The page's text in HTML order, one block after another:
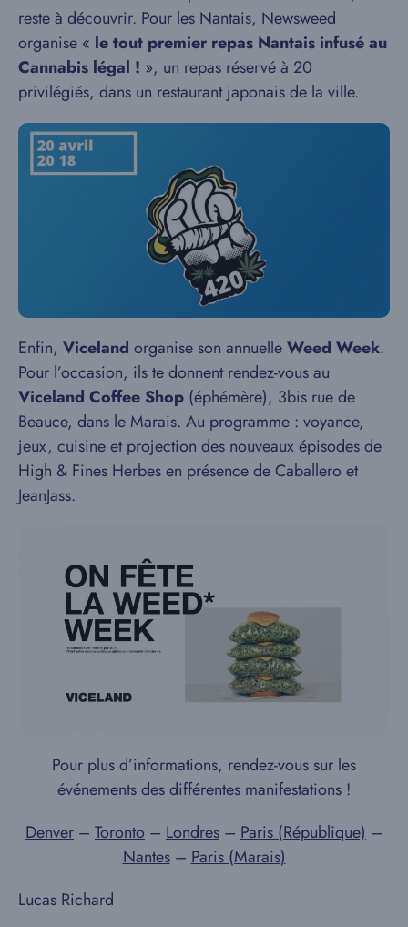
reste à découvrir. Pour les Nantais, Newsweed
organise « le tout premier repas Nantais infusé au
Cannabis légal ! », un repas réservé à 20
privilégiés, dans un restaurant japonais de la ville.
Enfin, Viceland organise son annuelleWeed Week.
Pour l’occasion, ils te donnent rendez-vous au
Viceland Coffee Shop (éphémère), 3bis rue de
Beauce, dans le Marais. Au programme : voyance,
jeux, cuisine et projection des nouveaux épisodes de
High & Fines Herbes en présence de Caballero et
JeanJass.
Pour plus d’informations, rendez-vous sur les
événements des différentes manifestations !
Denver – Toronto – Londres – Paris (République) –
Nantes– Paris (Marais)
Lucas Richard